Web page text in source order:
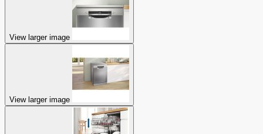
View larger image
View larger image